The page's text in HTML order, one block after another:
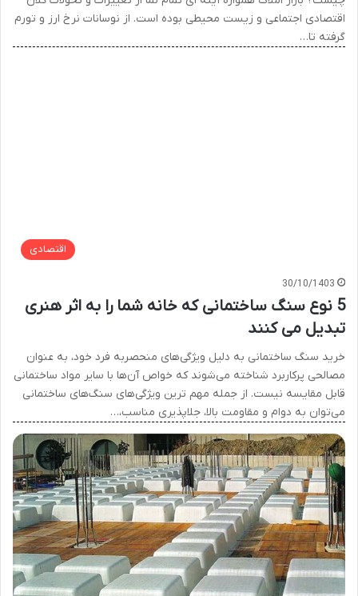
اقتصادی اجتماعی و زیست محیطی بوده است. از نوسانات نرخ ارز و تورم
گرفته تا…
اقتصادی
30/10/1403
5 نوع سنگ ساختمانی که خانه شما را به اثر هنری
تبدیل می کنند
خرید سنگ ساختمانی به دلیل ویژگی‌های منحصربه فرد خود، به عنوان
مصالحی پرکاربرد شناخته می‌شوند که خواص آن‌ها با سایر مواد ساختمانی
قابل مقایسه نیست. از جمله مهم ترین ویژگی‌های سنگ‌های ساختمانی
می‌توان به دوام و مقاومت بالا، جلاپذیری مناسب،…